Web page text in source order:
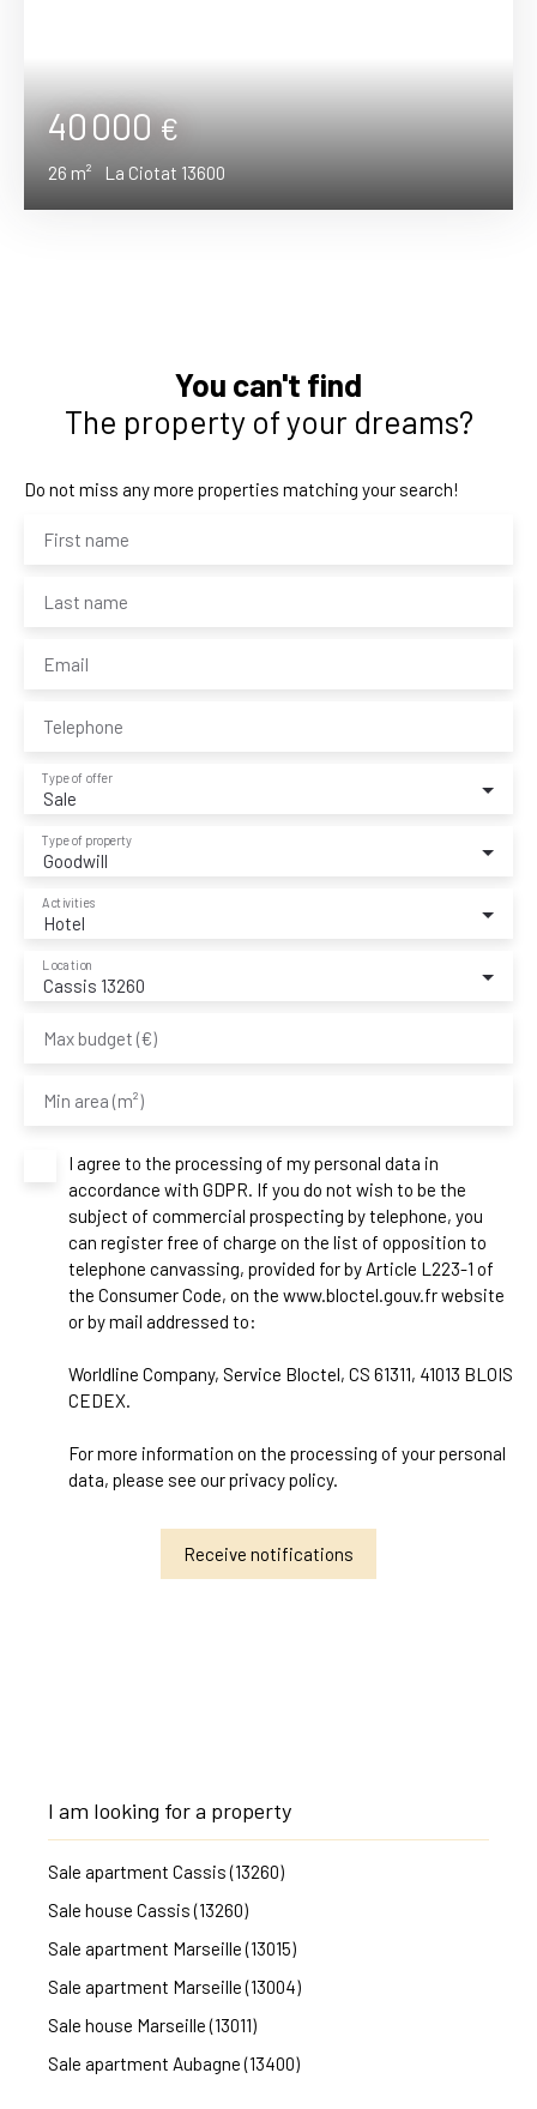
40 000€
26 m² La Ciotat 13600
You can't find
The property of your dreams?
Do not miss any more properties matching your search!
First name
Last name
Email
Telephone
Sale
Type of offer
Goodwill
Type of property
Hotel
Activities
Cassis 13260
Location
Max budget (€)
Min area (m²)
I agree to the processing of my personal data in
accordance with GDPR. If you do not wish to be the
subject of commercial prospecting by telephone, you
can register free of charge on the list of opposition to
telephone canvassing, provided for by Article L223-1 of
the Consumer Code, on the www.bloctel.gouv.fr website
or by mail addressed to:
Worldline Company, Service Bloctel, CS 61311, 41013 BLOIS
CEDEX.
For more information on the processing of your personal
data, please see ourprivacy policy.
Receive notifications
I am looking for a property
Sale apartment Cassis (13260)
Sale house Cassis (13260)
Sale apartment Marseille (13015)
Sale apartment Marseille (13004)
Sale house Marseille (13011)
Sale apartment Aubagne (13400)